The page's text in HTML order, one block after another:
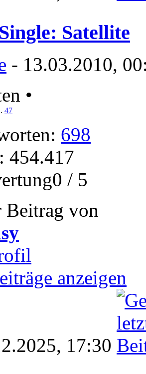
Satellite
- 13.03.2010,
•
47
698
454.417
/ 5
Beitrag von
anzeigen
17:30